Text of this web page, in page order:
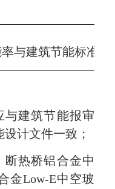
与建筑节能标准比
建筑节能报审
计文件一致；
热桥铝合金中
金Low-E中空玻